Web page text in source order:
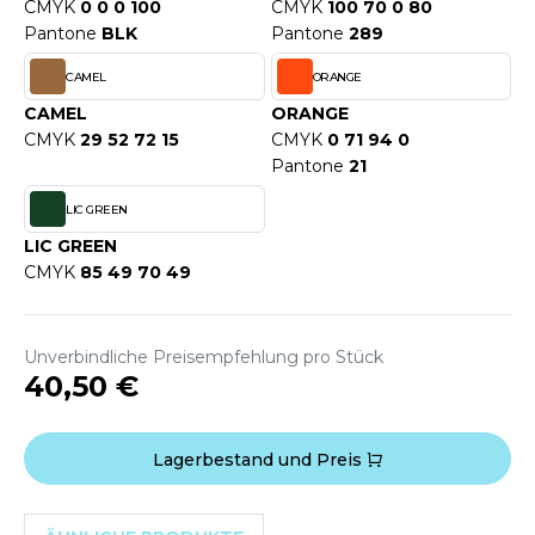
UND JACKEN
COOL
HOODS
CMYK 0 0 0 100
Pantone BLK
CMYK 100 70 0 80
Pantone 289
CAMEL
CAMEL
CMYK 29 52 72 15
ORANGE
ORANGE
CMYK 0 71 94 0
Pantone 21
LIC GREEN
LIC GREEN
CMYK 85 49 70 49
Unverbindliche Preisempfehlung pro Stück
40,50 €
Lagerbestand und Preis